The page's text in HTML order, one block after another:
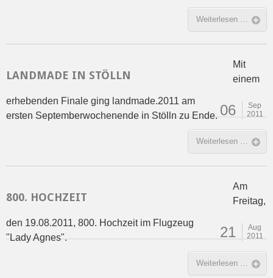
Weiterlesen …
LANDMADE IN STÖLLN
06
Sep
2011
Mit
einem
erhebenden Finale ging landmade.2011 am
ersten Septemberwochenende in Stölln zu Ende.
Weiterlesen …
800. HOCHZEIT
21
Aug
2011
Am
Freitag,
den 19.08.2011, 800. Hochzeit im Flugzeug
"Lady Agnes".
Weiterlesen …